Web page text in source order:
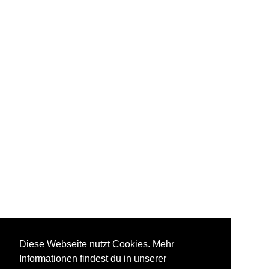
Diese Webseite nutzt Cookies. Mehr
Informationen findest du in unserer